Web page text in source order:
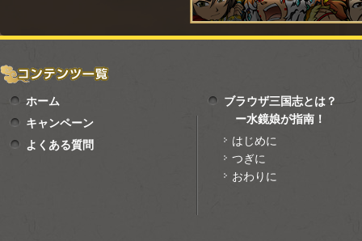
ホーム
キャンペーン
よくある質問
ブラウザ三国志とは？
ー水鏡娘が指南！
はじめに
つぎに
おわりに